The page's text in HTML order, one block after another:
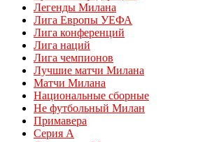
Легенды Милана
Лига Европы УЕФА
Лига конференций
Лига наций
Лига чемпионов
Лучшие матчи Милана
Матчи Милана
Национальные сборные
Не футбольный Милан
Примавера
Серия А